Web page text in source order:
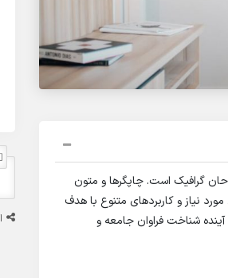
گرافیک است. چاپگرها و متون
نیاز و کاربردهای متنوع با هدف
شناخت فراوان جامعه و